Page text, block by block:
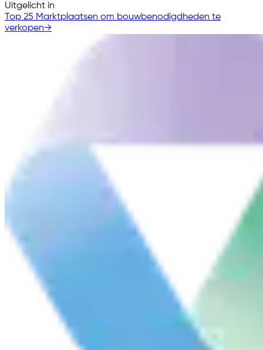
Uitgelicht in
Top 25 Marktplaatsen om bouwbenodigdheden te
verkopen→